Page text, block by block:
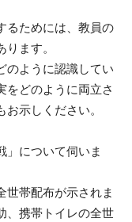
るためには、教員の
ます。
のように認識してい
をどのように両立さ
示しください。
」について伺いま
世帯配布が示されま
、携帯トイレの全世